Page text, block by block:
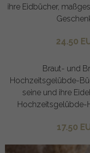
ihre Eidbücher,
24.50
Braut- und
Hochzeitsgelübde-
seine und ihre
Hochzeitsgelübde-
17.50